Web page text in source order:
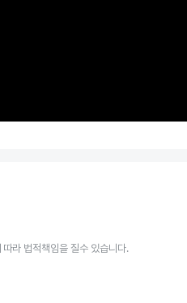
라 법적책임을 질수 있습니다.